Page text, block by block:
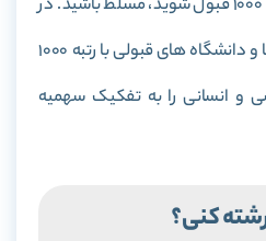
احتمالی که می‌توانید با رتبه 1000 قبول شوید، مسلط باشید. در
ادامه لیست برخی از رشته ها و دانشگاه های قبولی با رتبه 1000
ریاضی و انسانی را به تفکیک سهمیه
کنی؟